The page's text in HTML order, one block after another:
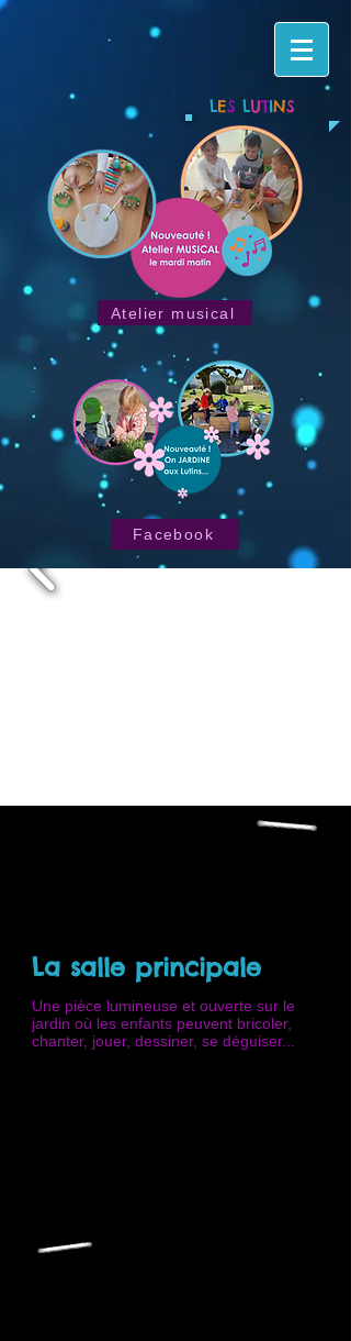
LES LUTINS
Atelier musical
Facebook
La salle principale
Une pièce lumineuse et ouverte sur le
jardin où les enfants peuvent bricoler,
chanter, jouer, dessiner, se déguiser...